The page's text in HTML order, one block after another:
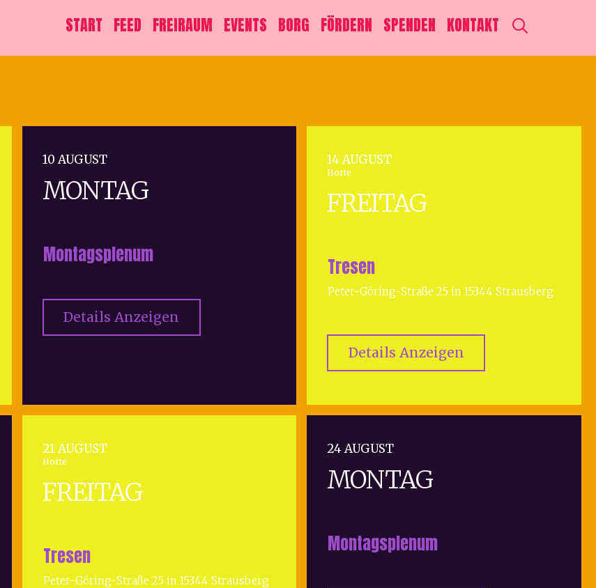
START FEED FREIRAUM EVENTS BORG FÖRDERN SPENDEN KONTAKT
10 AUGUST
MONTAG
Montagsplenum
Details Anzeigen
14 AUGUST
Horte
FREITAG
Tresen
Peter-Göring-Straße 25 in 15344 Strausberg
Details Anzeigen
21 AUGUST
Horte
FREITAG
Tresen
Peter-Göring-Straße 25 in 15344 Strausberg
24 AUGUST
MONTAG
Montagsplenum